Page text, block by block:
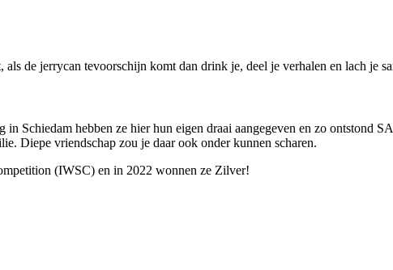
de jerrycan tevoorschijn komt dan drink je, deel je verhalen en lach je
Schiedam hebben ze hier hun eigen draai aangegeven en zo ontstond
Diepe vriendschap zou je daar ook onder kunnen scharen.
(IWSC) en in 2022 wonnen ze Zilver!